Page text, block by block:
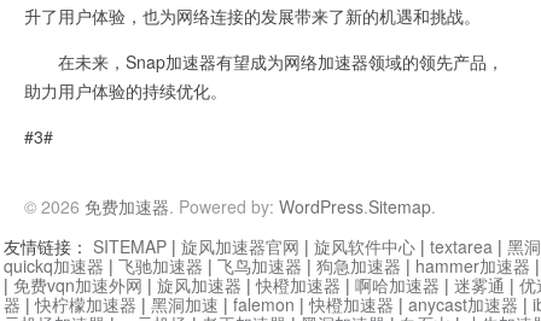
升了用户体验，也为网络连接的发展带来了新的机遇和挑战。
在未来，Snap加速器有望成为网络加速器领域的领先产品，
助力用户体验的持续优化。
#3#
© 2026 免费加速器. Powered by: WordPress.Sitemap.
友情链接： SITEMAP | 旋风加速器官网 | 旋风软件中心 | textarea | 黑
quickq加速器 | 飞驰加速器 | 飞鸟加速器 | 狗急加速器 | hammer加速器
| 免费vqn加速外网 | 旋风加速器 |快橙加速器 | 啊哈加速器 | 迷雾通 | 优
器 |快柠檬加速器 | 黑洞加速 | falemon |快橙加速器 | anycast加速器 |